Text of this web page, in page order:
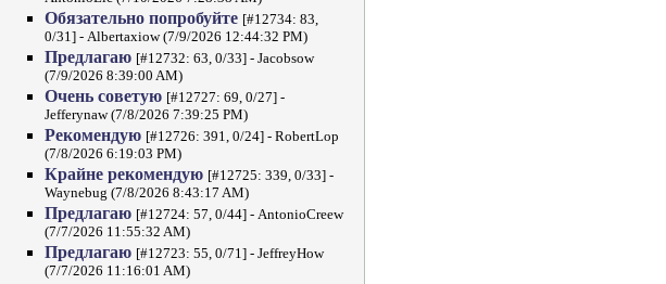
Обязательно попробуйте [#12734: 83,
0/31] - Albertaxiow (7/9/2026 12:44:32 PM)
Предлагаю [#12732: 63, 0/33] - Jacobsow
(7/9/2026 8:39:00 AM)
Очень советую [#12727: 69, 0/27] -
Jefferynaw (7/8/2026 7:39:25 PM)
Рекомендую [#12726: 391, 0/24] - RobertLop
(7/8/2026 6:19:03 PM)
Крайне рекомендую [#12725: 339, 0/33] -
Waynebug (7/8/2026 8:43:17 AM)
Предлагаю [#12724: 57, 0/44] - AntonioCreew
(7/7/2026 11:55:32 AM)
Предлагаю [#12723: 55, 0/71] - JeffreyHow
(7/7/2026 11:16:01 AM)